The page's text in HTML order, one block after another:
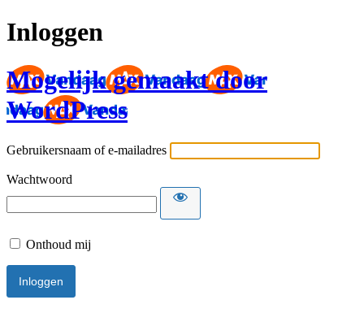
Inloggen
Mogelijk gemaakt door
WordPress
Gebruikersnaam of e-mailadres
Wachtwoord
Onthoud mij